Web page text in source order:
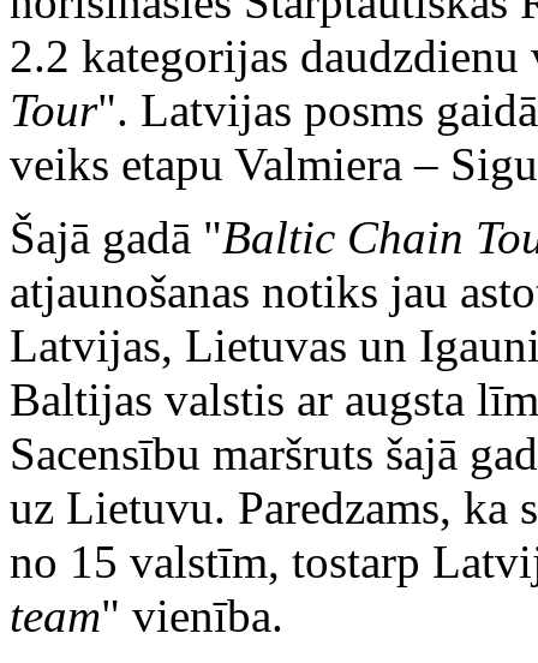
2.2 kategorijas
Tour". Latvijas posms
veiks etapu Valmiera –
Šajā gadā "Baltic Chain
atjaunošanas notiks jau
Latvijas, Lietuvas un
Baltijas valstis ar augsta
Sacensību maršruts šajā
uz Lietuvu. Paredzams, ka
no 15 valstīm, tostarp
team" vienība.